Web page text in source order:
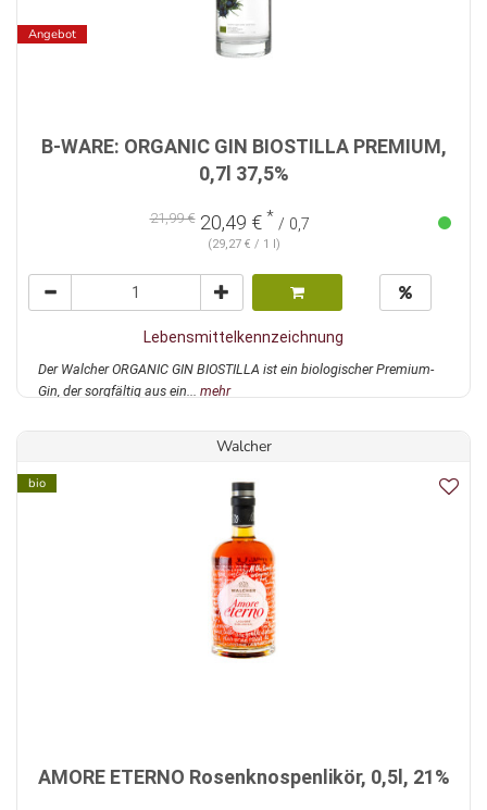
Angebot
B-WARE: ORGANIC GIN BIOSTILLA PREMIUM,
0,7l 37,5%
21,99 €20,49 € * / 0,7
(29,27 € / 1 l)
Lebensmittelkennzeichnung
Der Walcher ORGANIC GIN BIOSTILLA ist ein biologischer Premium-
Gin, der sorgfältig aus ein... mehr
Walcher
bio
AMORE ETERNO Rosenknospenlikör, 0,5l, 21%